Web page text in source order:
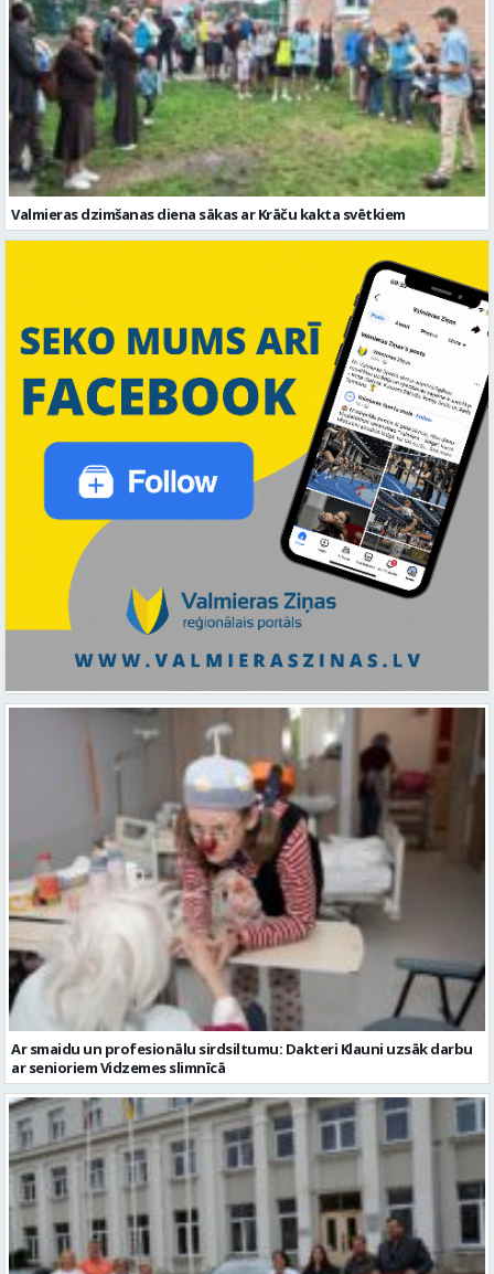
Valmieras dzimšanas diena sākas ar Krāču kakta svētkiem
Ar smaidu un profesionālu sirdsiltumu: Dakteri Klauni uzsāk darbu
ar senioriem Vidzemes slimnīcā